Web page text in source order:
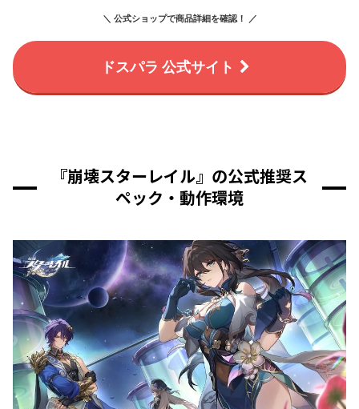
＼ 公式ショップで商品詳細を確認！ ／
ドスパラ 公式サイト
『崩壊スターレイル』の公式推奨ス
ペック・動作環境